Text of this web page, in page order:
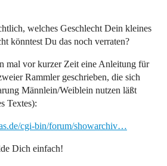
welches Geschlecht Dein kleines
könntest Du das noch verraten?
mal vor kurzer Zeit eine Anleitung für
Rammler geschrieben, die sich
Männlein/Weiblein nutzen läßt
Textes):
cgi-bin/forum/showarchiv…
Dich einfach!